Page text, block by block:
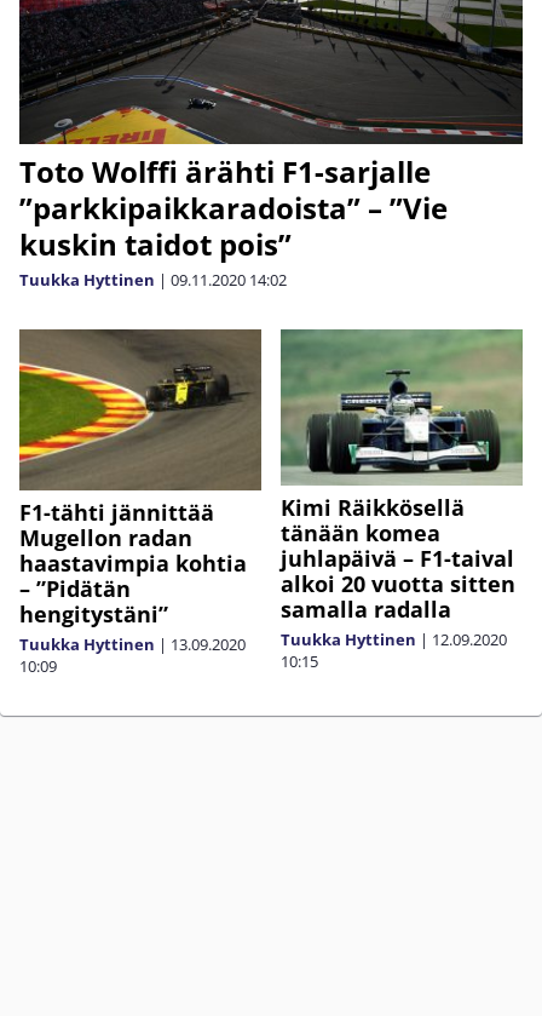
Toto Wolffi ärähti F1-sarjalle
”parkkipaikkaradoista” – ”Vie
kuskin taidot pois”
Tuukka Hyttinen | 09.11.2020 14:02
F1-tähti jännittää
Mugellon radan
haastavimpia kohtia
– ”Pidätän
hengitystäni”
Tuukka Hyttinen | 13.09.2020
10:09
Kimi Räikkösellä
tänään komea
juhlapäivä – F1-taival
alkoi 20 vuotta sitten
samalla radalla
Tuukka Hyttinen | 12.09.2020
10:15